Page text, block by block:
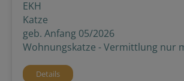
EKH
Katze
geb. Anfang 05/2026
Wohnungskatze - Vermittlung nur
Details